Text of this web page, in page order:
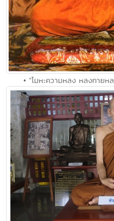
• "โมหะความหลง หลงกาย